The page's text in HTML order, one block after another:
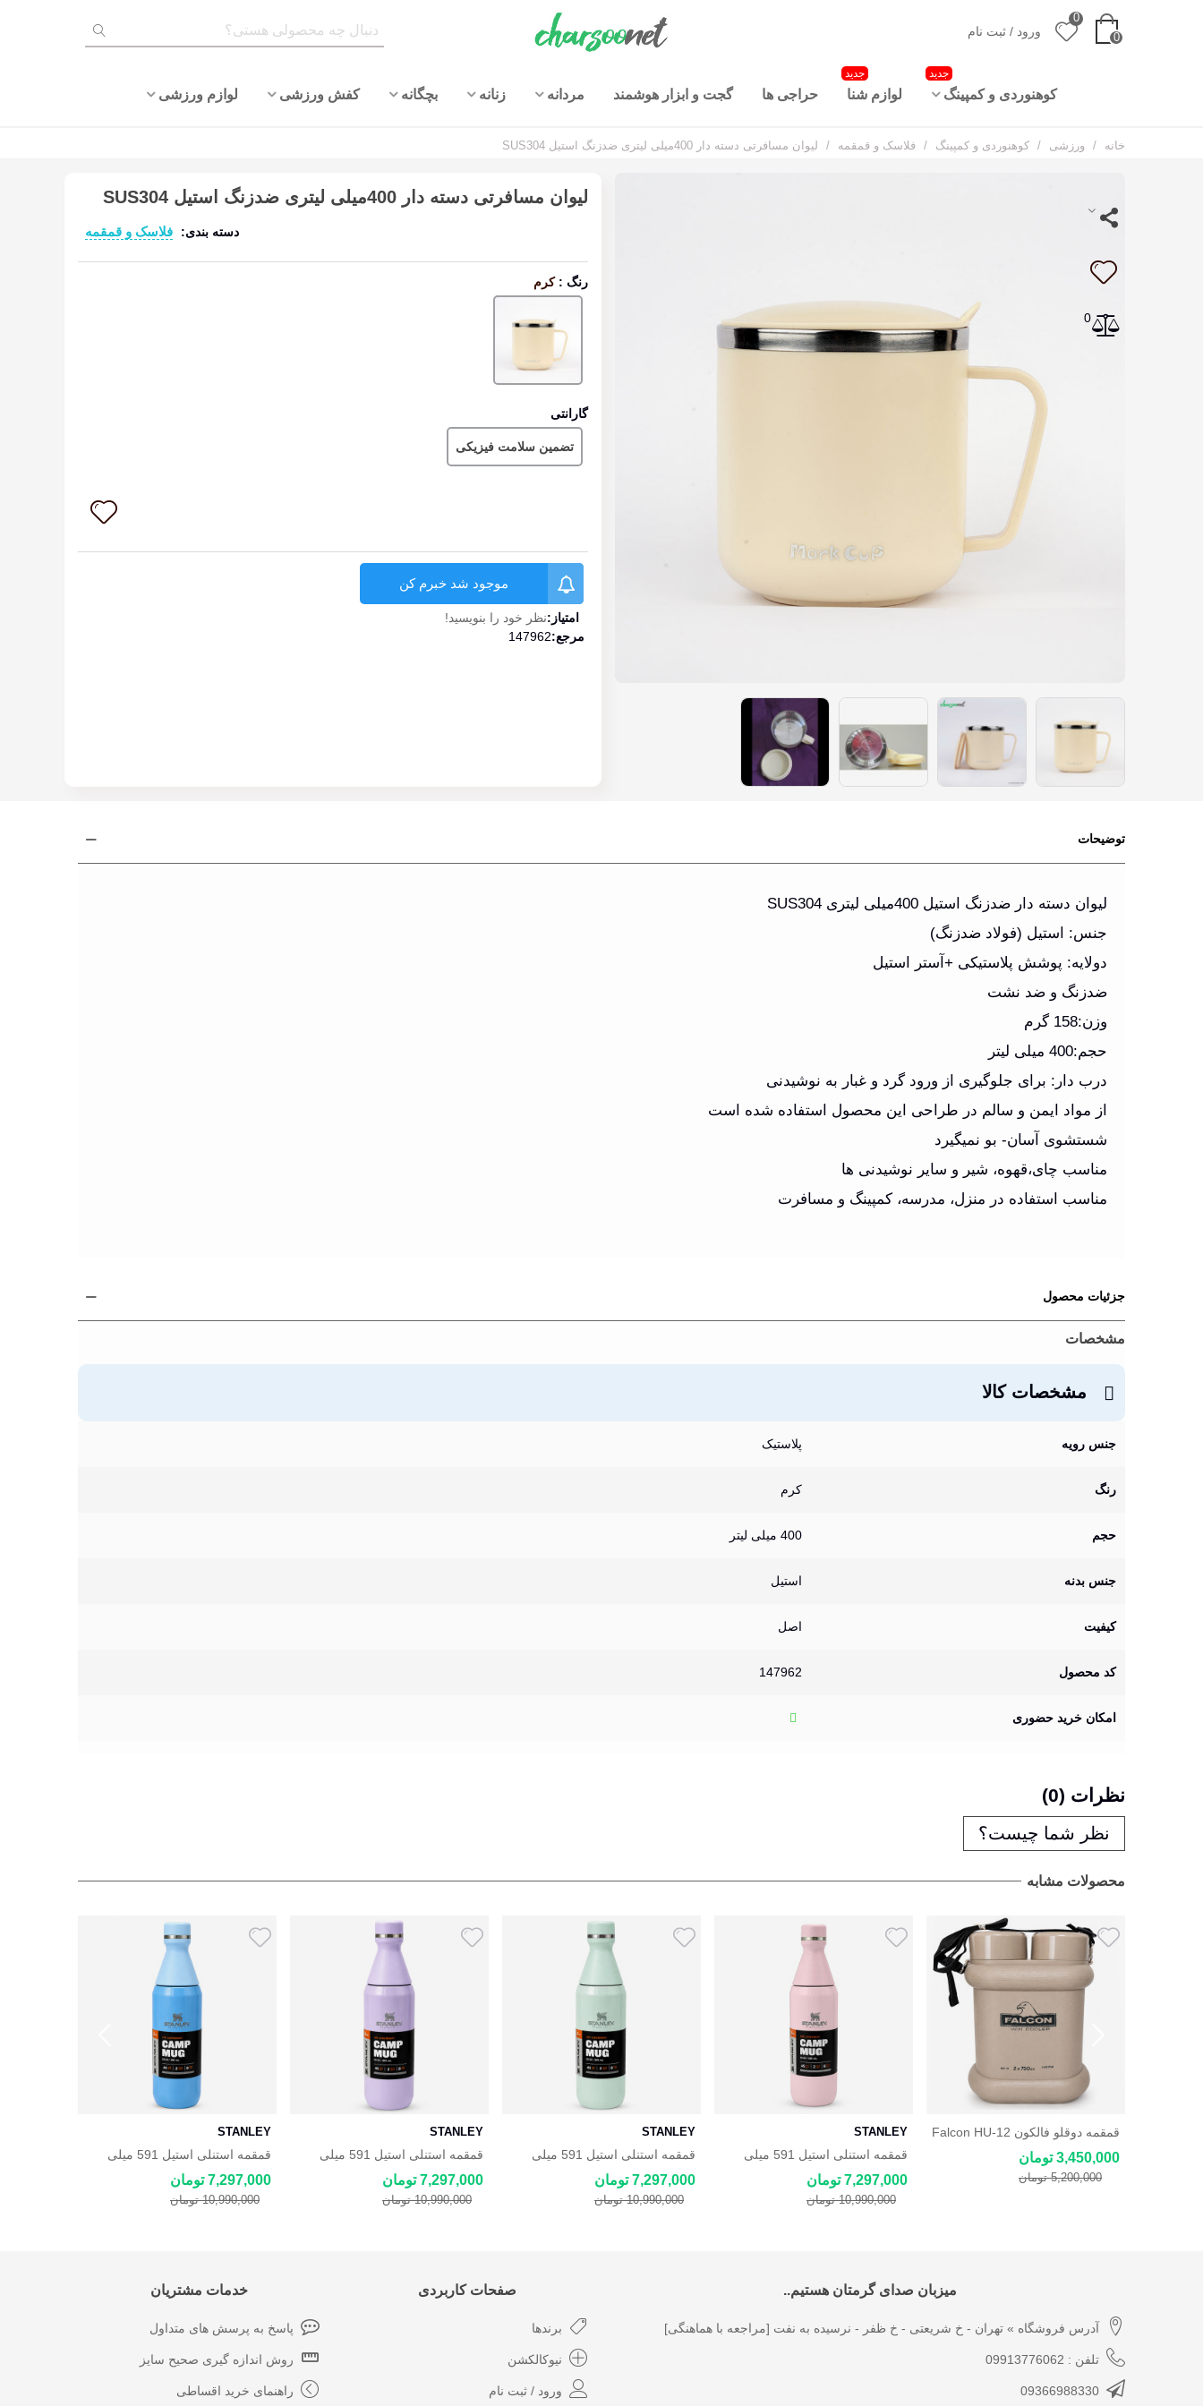
0
0
ورود / ثبت نام
کوهنوردی و کمپینگ
جدید
لوازم شنا
جدید
حراجی ها گجت و ابزار هوشمند مردانه زنانه بچگانه کفش ورزشی لوازم ورزشی
خانه / ورزشی / کوهنوردی و کمپینگ / فلاسک و قمقمه / لیوان مسافرتی دسته دار 400میلی لیتری ضدزنگ استیل SUS304
0
لیوان مسافرتی دسته دار 400میلی لیتری ضدزنگ استیل SUS304
دسته بندی: فلاسک و قمقمه
رنگ :کرم
گارانتی
تضمین سلامت فیزیکی
موجود شد خبرم کن
امتیاز:نظر خود را بنویسید!
مرجع:147962
توضیحات
لیوان دسته دار ضدزنگ استیل 400میلی لیتری SUS304
جنس: استیل (فولاد ضدزنگ)
دولایه: پوشش پلاستیکی +آستر استیل
ضدزنگ و ضد نشت
وزن:158 گرم
حجم:400 میلی لیتر
درب دار: برای جلوگیری از ورود گرد و غبار به نوشیدنی
از مواد ایمن و سالم در طراحی این محصول استفاده شده است
شستشوی آسان- بو نمیگیرد
مناسب چای،قهوه، شیر و سایر نوشیدنی ها
مناسب استفاده در منزل، مدرسه، کمپینگ و مسافرت
جزئیات محصول
مشخصات
مشخصات کالا
جنس رویه پلاستیک
رنگ کرم
حجم 400 میلی لیتر
جنس بدنه استیل
کیفیت اصل
کد محصول 147962
امکان خرید حضوری
نظرات (0)
نظر شما چیست؟
محصولات مشابه
قمقمه دوقلو فالکون Falcon HU-12
ظرفیت 2×750 میلی‌لیتر
3,450,000 تومان
5,200,000 تومان
STANLEY
قمقمه استنلی استیل 591 میلی
لیتری Stanley
7,297,000 تومان
10,990,000 تومان
STANLEY
قمقمه استنلی استیل 591 میلی
لیتری Stanley
7,297,000 تومان
10,990,000 تومان
STANLEY
قمقمه استنلی استیل 591 میلی
لیتری Stanley
7,297,000 تومان
10,990,000 تومان
STANLEY
قمقمه استنلی استیل 591 میلی
لیتری Stanley
7,297,000 تومان
10,990,000 تومان
میزبان صدای گرمتان هستیم..
آدرس فروشگاه » تهران - خ شریعتی - خ ظفر - نرسیده به نفت [مراجعه با هماهنگی]
تلفن : 09913776062
09366988330
صفحات کاربردی
برندها
نیوکالکشن
ورود / ثبت نام
خدمات مشتریان
پاسخ به پرسش های متداول
روش اندازه گیری صحیح سایز
راهنمای خرید اقساطی